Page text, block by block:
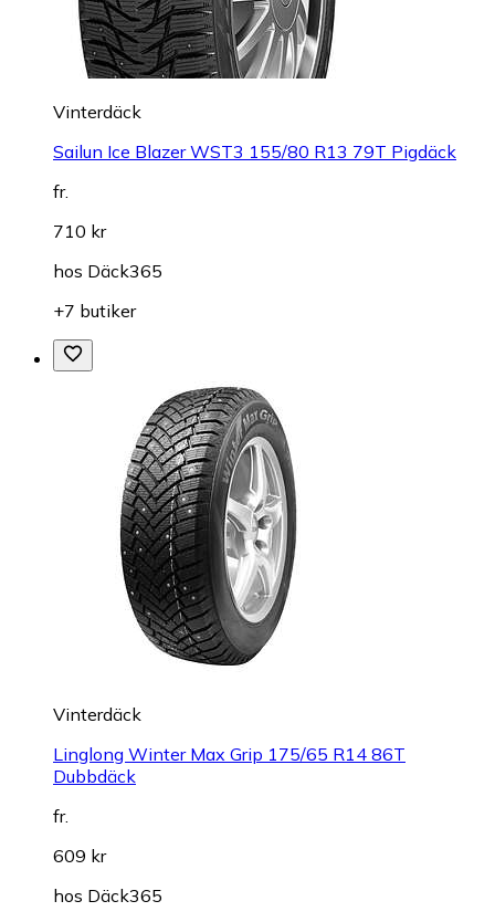
Vinterdäck
Sailun Ice Blazer WST3 155/80 R13 79T Pigdäck
fr.
710 kr
hos Däck365
+7 butiker
Vinterdäck
Linglong Winter Max Grip 175/65 R14 86T
Dubbdäck
fr.
609 kr
hos Däck365